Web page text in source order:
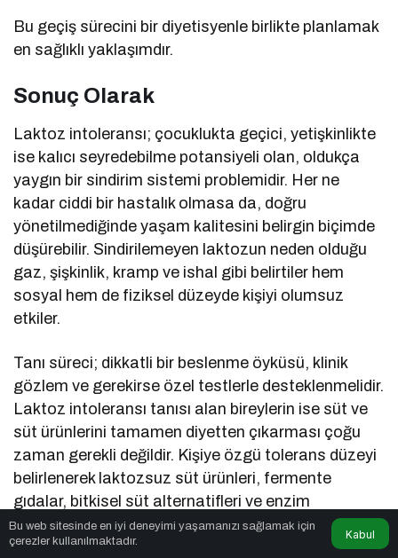
Bu geçiş sürecini bir diyetisyenle birlikte planlamak
en sağlıklı yaklaşımdır.
Sonuç Olarak
Laktoz intoleransı; çocuklukta geçici, yetişkinlikte
ise kalıcı seyredebilme potansiyeli olan, oldukça
yaygın bir sindirim sistemi problemidir. Her ne
kadar ciddi bir hastalık olmasa da, doğru
yönetilmediğinde yaşam kalitesini belirgin biçimde
düşürebilir. Sindirilemeyen laktozun neden olduğu
gaz, şişkinlik, kramp ve ishal gibi belirtiler hem
sosyal hem de fiziksel düzeyde kişiyi olumsuz
etkiler.
Tanı süreci; dikkatli bir beslenme öyküsü, klinik
gözlem ve gerekirse özel testlerle desteklenmelidir.
Laktoz intoleransı tanısı alan bireylerin ise süt ve
süt ürünlerini tamamen diyetten çıkarması çoğu
zaman gerekli değildir. Kişiye özgü tolerans düzeyi
belirlenerek laktozsuz süt ürünleri, fermente
gıdalar, bitkisel süt alternatifleri ve enzim
takviyeleri gibi seçeneklerle dengeli bir beslenme
modeli sürdürülebilir.
Bu web sitesinde en iyi deneyimi yaşamanızı sağlamak için
çerezler kullanılmaktadır.
Kabul